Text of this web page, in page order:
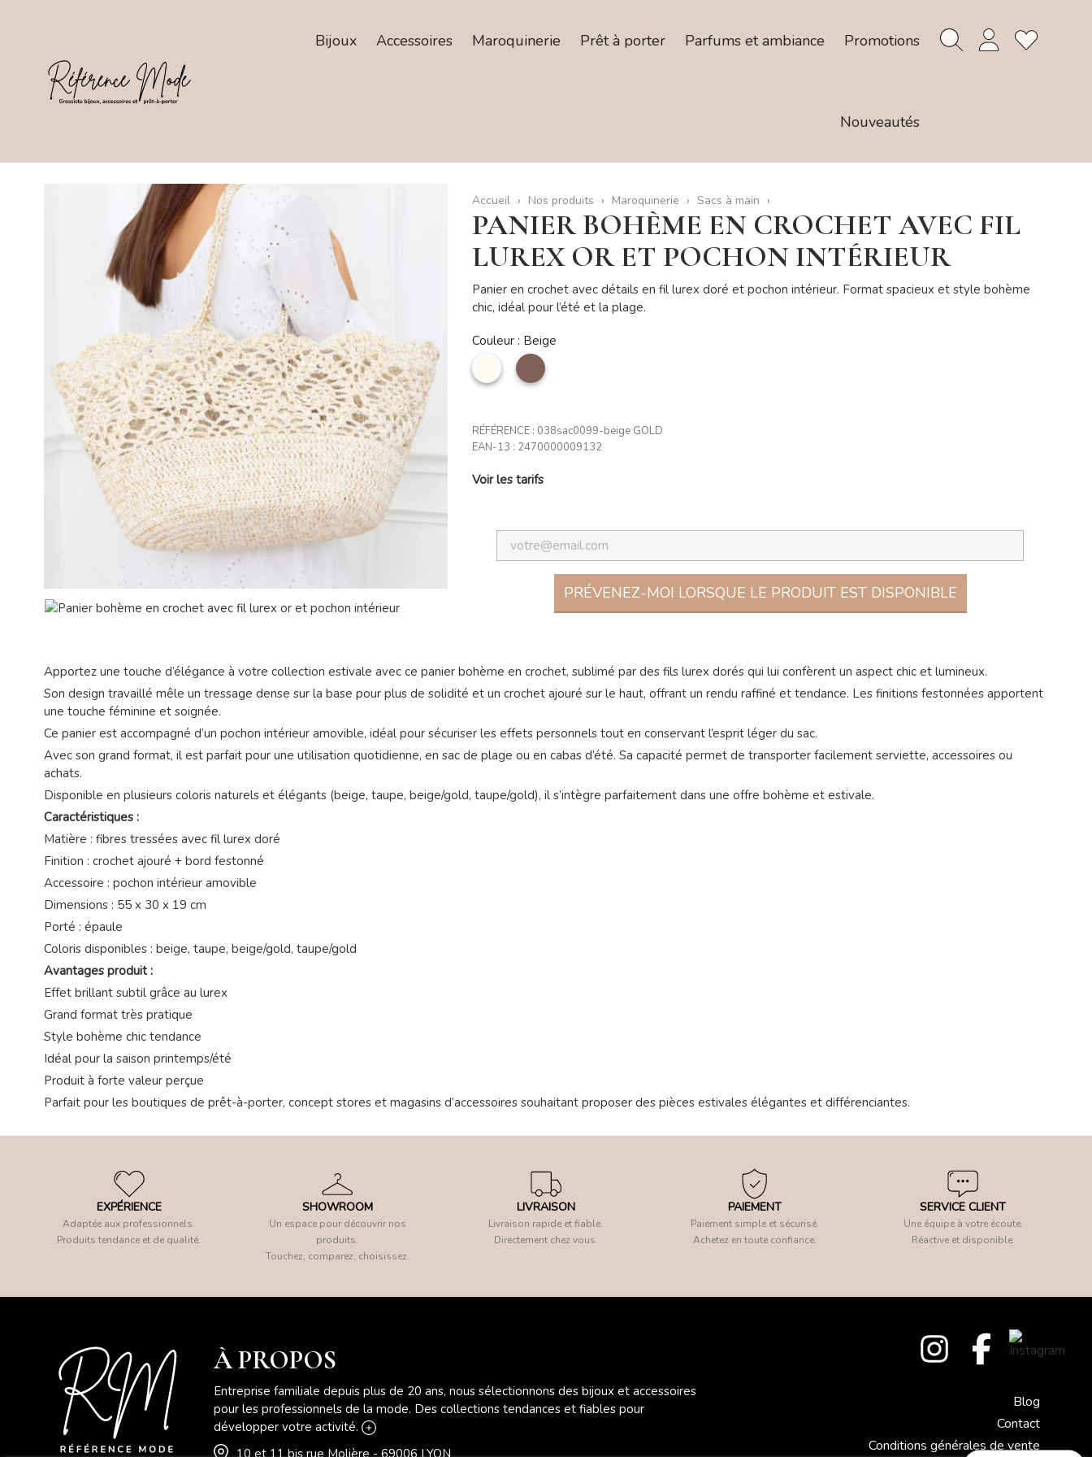
Bijoux Accessoires Maroquinerie Prêt à porter Parfums et ambiance Promotions
Nouveautés
Accueil Nos produits Maroquinerie Sacs à main
PANIER BOHÈME EN CROCHET AVEC FIL
LUREX OR ET POCHON INTÉRIEUR
Panier en crochet avec détails en fil lurex doré et pochon intérieur. Format spacieux et style bohème
chic, idéal pour l’été et la plage.
Couleur : Beige
Beige taupe
RÉFÉRENCE : 038sac0099-beige GOLD
EAN-13 : 2470000009132
Voir les tarifs
PRÉVENEZ-MOI LORSQUE LE PRODUIT EST DISPONIBLE
Apportez une touche d’élégance à votre collection estivale avec ce panier bohème en crochet, sublimé par des fils lurex dorés qui lui confèrent un aspect chic et lumineux.
Son design travaillé mêle un tressage dense sur la base pour plus de solidité et un crochet ajouré sur le haut, offrant un rendu raffiné et tendance. Les finitions festonnées apportent
une touche féminine et soignée.
Ce panier est accompagné d’un pochon intérieur amovible, idéal pour sécuriser les effets personnels tout en conservant l’esprit léger du sac.
Avec son grand format, il est parfait pour une utilisation quotidienne, en sac de plage ou en cabas d’été. Sa capacité permet de transporter facilement serviette, accessoires ou
achats.
Disponible en plusieurs coloris naturels et élégants (beige, taupe, beige/gold, taupe/gold), il s’intègre parfaitement dans une offre bohème et estivale.
Caractéristiques :
Matière : fibres tressées avec fil lurex doré
Finition : crochet ajouré + bord festonné
Accessoire : pochon intérieur amovible
Dimensions : 55 x 30 x 19 cm
Porté : épaule
Coloris disponibles : beige, taupe, beige/gold, taupe/gold
Avantages produit :
Effet brillant subtil grâce au lurex
Grand format très pratique
Style bohème chic tendance
Idéal pour la saison printemps/été
Produit à forte valeur perçue
Parfait pour les boutiques de prêt-à-porter, concept stores et magasins d’accessoires souhaitant proposer des pièces estivales élégantes et différenciantes.
EXPÉRIENCE
Adaptée aux professionnels.
Produits tendance et de qualité.
SHOWROOM
Un espace pour découvrir nos
produits.
Touchez, comparez, choisissez.
LIVRAISON
Livraison rapide et fiable.
Directement chez vous.
PAIEMENT
Paiement simple et sécurisé.
Achetez en toute confiance.
SERVICE CLIENT
Une équipe à votre écoute.
Réactive et disponible.
À PROPOS
Entreprise familiale depuis plus de 20 ans, nous sélectionnons des bijoux et accessoires
pour les professionnels de la mode. Des collections tendances et fiables pour
développer votre activité.
10 et 11 bis rue Molière - 69006 LYON
Blog
Contact
Conditions générales de vente